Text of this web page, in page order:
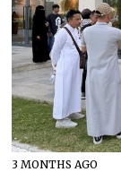
3 MONTHS AGO